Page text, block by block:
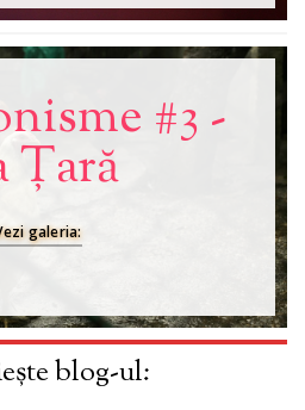
#3 -
Țară
galeria:
blog-ul: